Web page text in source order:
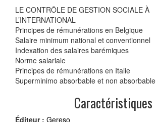
LE CONTRÔLE DE GESTION SOCIALE À
L’INTERNATIONAL
Principes de rémunérations en Belgique
Salaire minimum national et conventionnel
Indexation des salaires barémiques
Norme salariale
Principes de rémunérations en Italie
Superminimo absorbable et non absorbable
Caractéristiques
Éditeur : Gereso